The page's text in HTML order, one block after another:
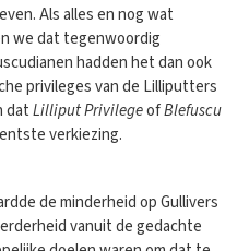
Als alles en nog wat
we dat tegenwoordig
hadden het dan ook
privileges van de Lilliputters
datLilliput PrivilegeofBlefuscu
verkiezing.
de minderheid op Gullivers
vanuit de gedachte